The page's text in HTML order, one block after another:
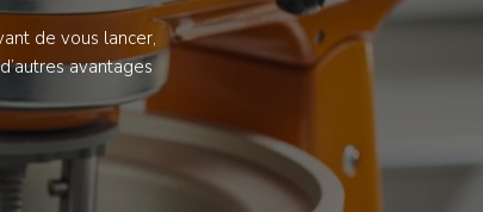
de vous lancer,
avantages